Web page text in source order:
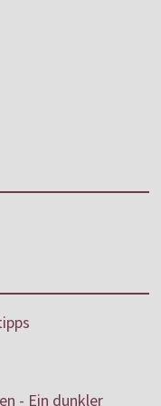
- Ein dunkler